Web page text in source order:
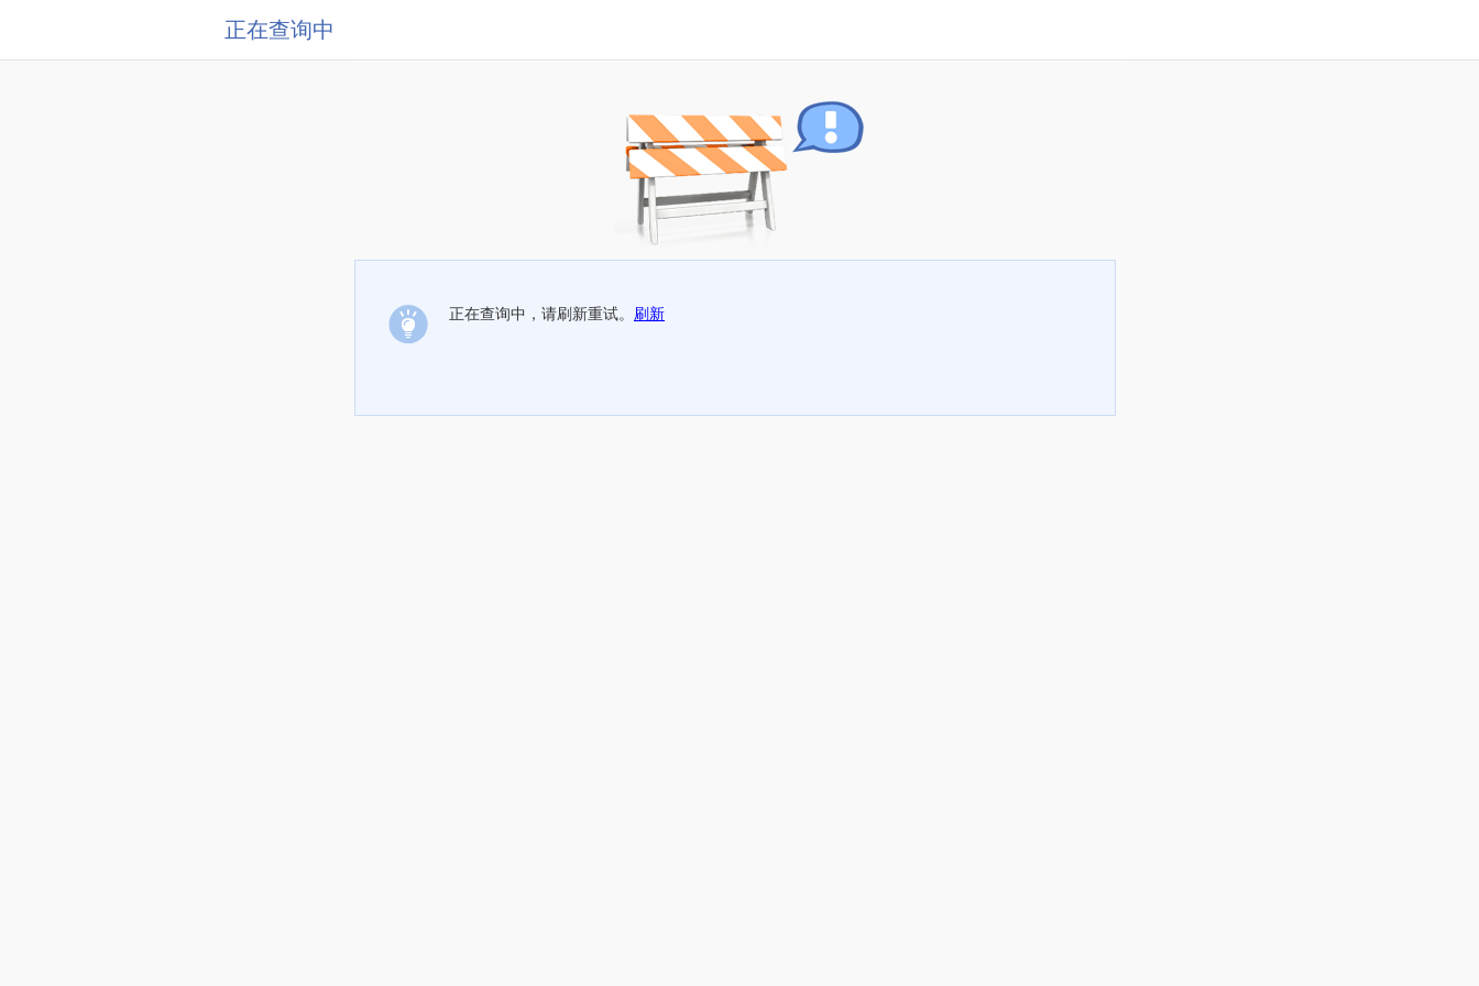
正在查询中
正在查询中，请刷新重试。 刷新